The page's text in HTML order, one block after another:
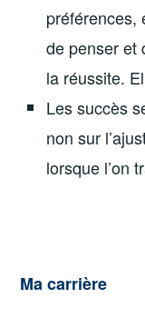
préférences,
de penser et
la réussite.
Les succès
non sur
lorsque l’on
Ma carrière